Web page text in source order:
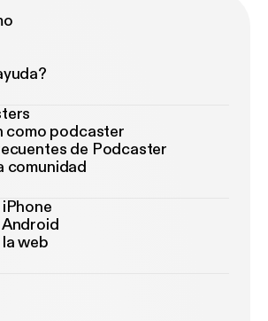
como podcaster
de Podcaster
comunidad
web